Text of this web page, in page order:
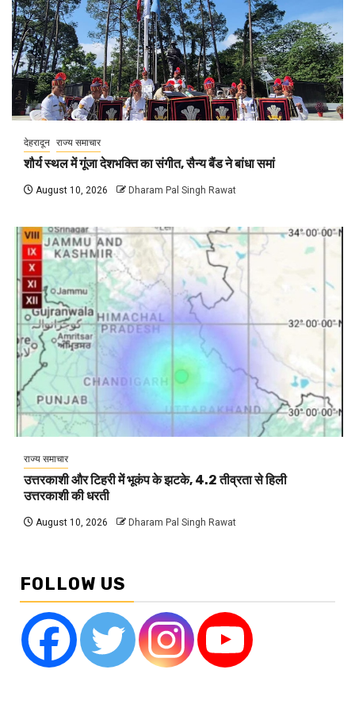
देहरादून राज्य समाचार
शौर्य स्थल में गूंजा देशभक्ति का संगीत, सैन्य बैंड ने बांधा समां
August 10, 2026 Dharam Pal Singh Rawat
राज्य समाचार
उत्तरकाशी और टिहरी में भूकंप के झटके, 4.2 तीव्रता से हिली
उत्तरकाशी की धरती
August 10, 2026 Dharam Pal Singh Rawat
FOLLOW US